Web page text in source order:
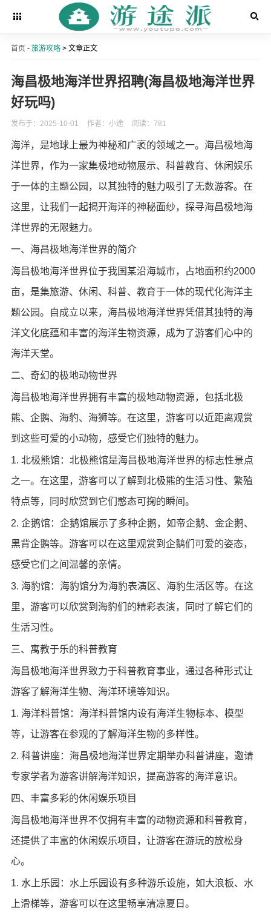
首页 - 旅游攻略> 文章正文
海昌极地海洋世界招聘(海昌极地海洋世界
好玩吗)
发布于：2025-10-01 作者：小途 阅读：781
海洋，是地球上最为神秘和广袤的领域之一。海昌极地海
洋世界，作为一家集极地动物展示、科普教育、休闲娱乐
于一体的主题公园，以其独特的魅力吸引了无数游客。在
这里，让我们一起揭开海洋的神秘面纱，探寻海昌极地海
洋世界的无限魅力。
一、海昌极地海洋世界的简介
海昌极地海洋世界位于我国某沿海城市，占地面积约2000
亩，是集旅游、休闲、科普、教育于一体的现代化海洋主
题公园。自成立以来，海昌极地海洋世界凭借其独特的海
洋文化底蕴和丰富的海洋生物资源，成为了游客们心中的
海洋天堂。
二、奇幻的极地动物世界
海昌极地海洋世界拥有丰富的极地动物资源，包括北极
熊、企鹅、海豹、海狮等。在这里，游客可以近距离观赏
到这些可爱的小动物，感受它们独特的魅力。
1. 北极熊馆：北极熊馆是海昌极地海洋世界的标志性景点
之一。在这里，游客可以了解到北极熊的生活习性、繁殖
特点等，同时欣赏到它们憨态可掬的瞬间。
2. 企鹅馆：企鹅馆展示了多种企鹅，如帝企鹅、金企鹅、
黑背企鹅等。游客可以在这里观赏到企鹅们可爱的姿态，
感受它们之间温馨的亲情。
3. 海豹馆：海豹馆分为海豹表演区、海豹生活区等。在这
里，游客可以欣赏到海豹们的精彩表演，同时了解它们的
生活习性。
三、寓教于乐的科普教育
海昌极地海洋世界致力于科普教育事业，通过各种形式让
游客了解海洋生物、海洋环境等知识。
1. 海洋科普馆：海洋科普馆内设有海洋生物标本、模型
等，让游客在参观的了解海洋生物的多样性。
2. 科普讲座：海昌极地海洋世界定期举办科普讲座，邀请
专家学者为游客讲解海洋知识，提高游客的海洋意识。
四、丰富多彩的休闲娱乐项目
海昌极地海洋世界不仅拥有丰富的动物资源和科普教育，
还提供了丰富的休闲娱乐项目，让游客在游玩的放松身
心。
1. 水上乐园：水上乐园设有多种游乐设施，如大浪板、水
上滑梯等，游客可以在这里畅享清凉夏日。